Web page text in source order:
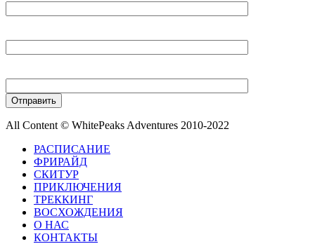
All Content © WhitePeaks Adventures 2010-2022
РАСПИСАНИЕ
ФРИРАЙД
СКИТУР
ПРИКЛЮЧЕНИЯ
ТРЕККИНГ
ВОСХОЖДЕНИЯ
О НАС
КОНТАКТЫ